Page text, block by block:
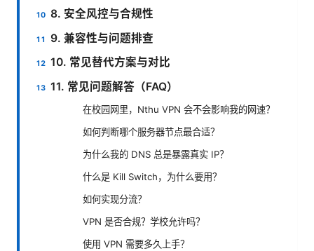
8. 安全风控与合规性
9. 兼容性与问题排查
10. 常见替代方案与对比
11. 常见问题解答（FAQ）
在校园网里，Nthu VPN 会不会影响我的网速？
如何判断哪个服务器节点最合适？
为什么我的 DNS 总是暴露真实 IP？
什么是 Kill Switch，为什么要用？
如何实现分流？
VPN 是否合规？学校允许吗？
使用 VPN 需要多久上手？